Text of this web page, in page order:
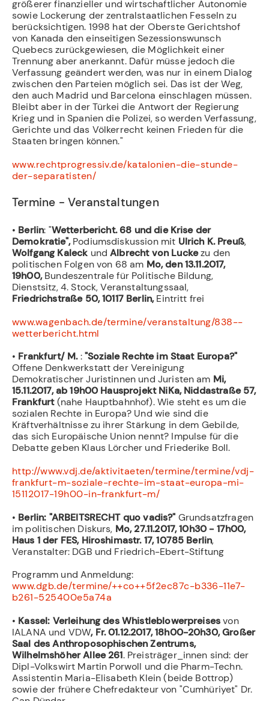
größerer finanzieller und wirtschaftlicher Autonomie
sowie Lockerung der zentralstaatlichen Fesseln zu
berücksichtigen. 1998 hat der Oberste Gerichtshof
von Kanada den einseitigen Sezessionswunsch
Quebecs zurückgewiesen, die Möglichkeit einer
Trennung aber anerkannt. Dafür müsse jedoch die
Verfassung geändert werden, was nur in einem Dialog
zwischen den Parteien möglich sei. Das ist der Weg,
den auch Madrid und Barcelona einschlagen müssen.
Bleibt aber in der Türkei die Antwort der Regierung
Krieg und in Spanien die Polizei, so werden Verfassung,
Gerichte und das Völkerrecht keinen Frieden für die
Staaten bringen können."
www.rechtprogressiv.de/katalonien-die-stunde-
der-separatisten/
Termine - Veranstaltungen
• Berlin: "Wetterbericht. 68 und die Krise der
Demokratie",Podiumsdiskussion mit Ulrich K. Preuß,
Wolfgang Kaleck undAlbrecht von Luckezu den
politischen Folgen von 68 am Mo, den 13.11.2017,
19h00,Bundeszentrale für Politische Bildung,
Dienstsitz, 4. Stock, Veranstaltungssaal,
Friedrichstraße 50, 10117 Berlin,Eintritt frei
www.wagenbach.de/termine/veranstaltung/838--
wetterbericht.html
• Frankfurt/ M.:"Soziale Rechte im Staat Europa?"
Offene Denkwerkstatt der Vereinigung
Demokratischer Juristinnen und Juristen am Mi,
15.11.2017, ab 19h00 Hausprojekt NiKa, Niddastraße 57,
Frankfurt(nahe Hauptbahnhof). Wie steht es um die
sozialen Rechte in Europa? Und wie sind die
Kräftverhältnisse zu ihrer Stärkung in dem Gebilde,
das sich Europäische Union nennt? Impulse für die
Debatte geben Klaus Lörcher und Friederike Boll.
http://www.vdj.de/aktivitaeten/termine/termine/vdj-
frankfurt-m-soziale-rechte-im-staat-europa-mi-
15112017-19h00-in-frankfurt-m/
• Berlin: "ARBEITSRECHT quo vadis?" Grundsatzfragen
im politischen Diskurs, Mo, 27.11.2017, 10h30 - 17h00,
Haus 1 der FES, Hiroshimastr. 17, 10785 Berlin,
Veranstalter: DGB und Friedrich-Ebert-Stiftung
Programm und Anmeldung:
www.dgb.de/termine/++co++5f2ec87c-b336-11e7-
b261-525400e5a74a
• Kassel: Verleihung des Whistleblowerpreisesvon
IALANA und VDW, Fr. 01.12.2017, 18h00-20h30, Großer
Saal des Anthroposophischen Zentrums,
Wilhelmshöher Allee 261. Preisträger_innen sind: der
Dipl-Volkswirt Martin Porwoll und die Pharm-Techn.
Assistentin Maria-Elisabeth Klein (beide Bottrop)
sowie der frühere Chefredakteur von "Cumhüriyet" Dr.